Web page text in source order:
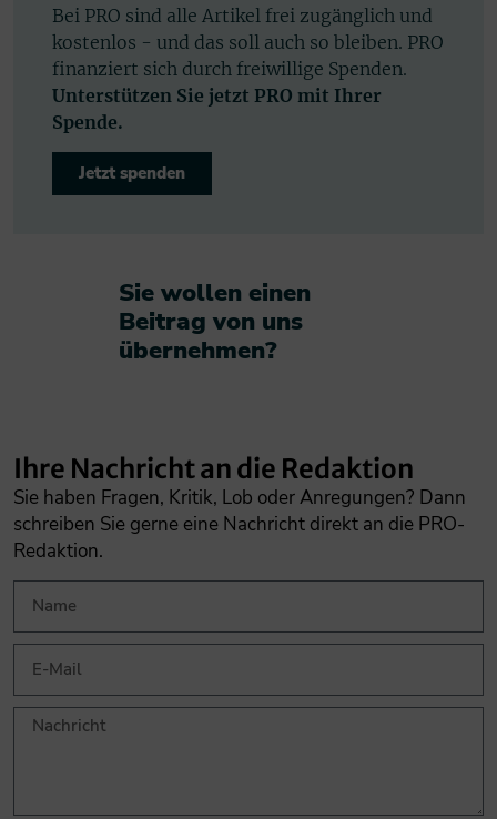
Bei PRO sind alle Artikel frei zugänglich und
kostenlos - und das soll auch so bleiben. PRO
finanziert sich durch freiwillige Spenden.
Unterstützen Sie jetzt PRO mit Ihrer
Spende.
Jetzt spenden
Sie wollen einen
Beitrag von uns
übernehmen?​
Ihre Nachricht an die Redaktion
Sie haben Fragen, Kritik, Lob oder Anregungen? Dann
schreiben Sie gerne eine Nachricht direkt an die PRO-
Redaktion.